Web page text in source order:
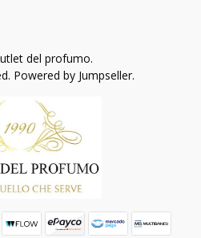
del profumo.
Powered by Jumpseller.